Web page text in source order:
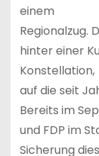
einem
Regionalzug.
hinter einer
Konstellation,
auf die seit
Bereits im
und FDP im
Sicherung